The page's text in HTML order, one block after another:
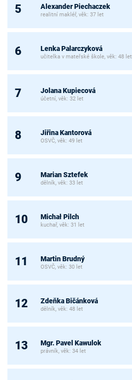
5 Alexander Piechaczek
realitní makléř, věk: 37 let
6 Lenka Palarczyková
učitelka v mateřské škole, věk: 48 let
7 Jolana Kupiecová
účetní, věk: 32 let
8 Jiřina Kantorová
OSVČ, věk: 49 let
9 Marian Sztefek
dělník, věk: 33 let
10 Michał Pilch
kuchař, věk: 31 let
11 Martin Brudný
OSVČ, věk: 30 let
12 Zdeňka Bičánková
dělník, věk: 48 let
13 Mgr. Pavel Kawulok
právník, věk: 34 let